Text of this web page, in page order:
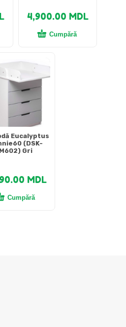
4,900.00 MDL
Cumpără
Eucalyptus
(DSK-
M602) Gri
MDL
Cumpără